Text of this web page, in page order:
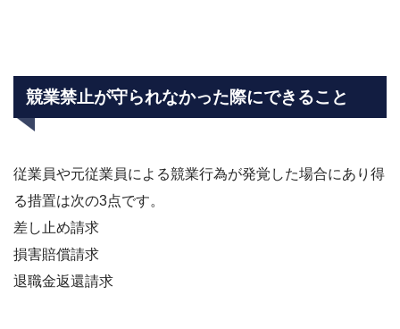
競業禁止が守られなかった際にできること
従業員や元従業員による競業行為が発覚した場合にあり得
る措置は次の3点です。
差し止め請求
損害賠償請求
退職金返還請求